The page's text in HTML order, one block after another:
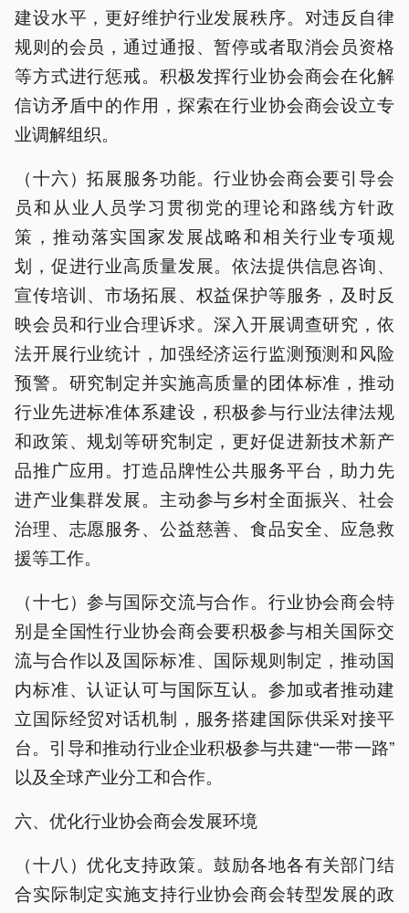
建设水平，更好维护行业发展秩序。对违反自律
规则的会员，通过通报、暂停或者取消会员资格
等方式进行惩戒。积极发挥行业协会商会在化解
信访矛盾中的作用，探索在行业协会商会设立专
业调解组织。
（十六）拓展服务功能。行业协会商会要引导会
员和从业人员学习贯彻党的理论和路线方针政
策，推动落实国家发展战略和相关行业专项规
划，促进行业高质量发展。依法提供信息咨询、
宣传培训、市场拓展、权益保护等服务，及时反
映会员和行业合理诉求。深入开展调查研究，依
法开展行业统计，加强经济运行监测预测和风险
预警。研究制定并实施高质量的团体标准，推动
行业先进标准体系建设，积极参与行业法律法规
和政策、规划等研究制定，更好促进新技术新产
品推广应用。打造品牌性公共服务平台，助力先
进产业集群发展。主动参与乡村全面振兴、社会
治理、志愿服务、公益慈善、食品安全、应急救
援等工作。
（十七）参与国际交流与合作。行业协会商会特
别是全国性行业协会商会要积极参与相关国际交
流与合作以及国际标准、国际规则制定，推动国
内标准、认证认可与国际互认。参加或者推动建
立国际经贸对话机制，服务搭建国际供采对接平
台。引导和推动行业企业积极参与共建“一带一路”
以及全球产业分工和合作。
六、优化行业协会商会发展环境
（十八）优化支持政策。鼓励各地各有关部门结
合实际制定实施支持行业协会商会转型发展的政